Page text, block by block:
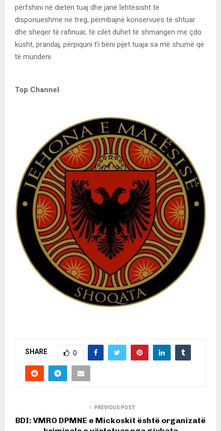
përfshini në dietën tuaj dhe janë lehtësisht të
disponueshme në treg, përmbajnë konservues të shtuar
dhe sheqer të rafinuar, të cilët duhet të shmangen me çdo
kusht, prandaj, përpiquni t’i bëni pijet tuaja sa më shumë që
të mundeni.
Top Channel
SHARE 0
PREVIOUS POST
BDI: VMRO DPMNE e Mickoskit është organizatë